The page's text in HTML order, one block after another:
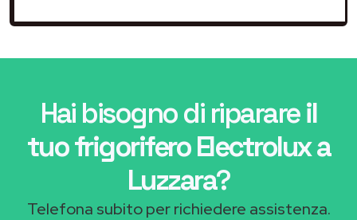
Hai bisogno di riparareil
tuo frigorifero Electrolux a
Luzzara?
Telefona subito per richiedere assistenza.